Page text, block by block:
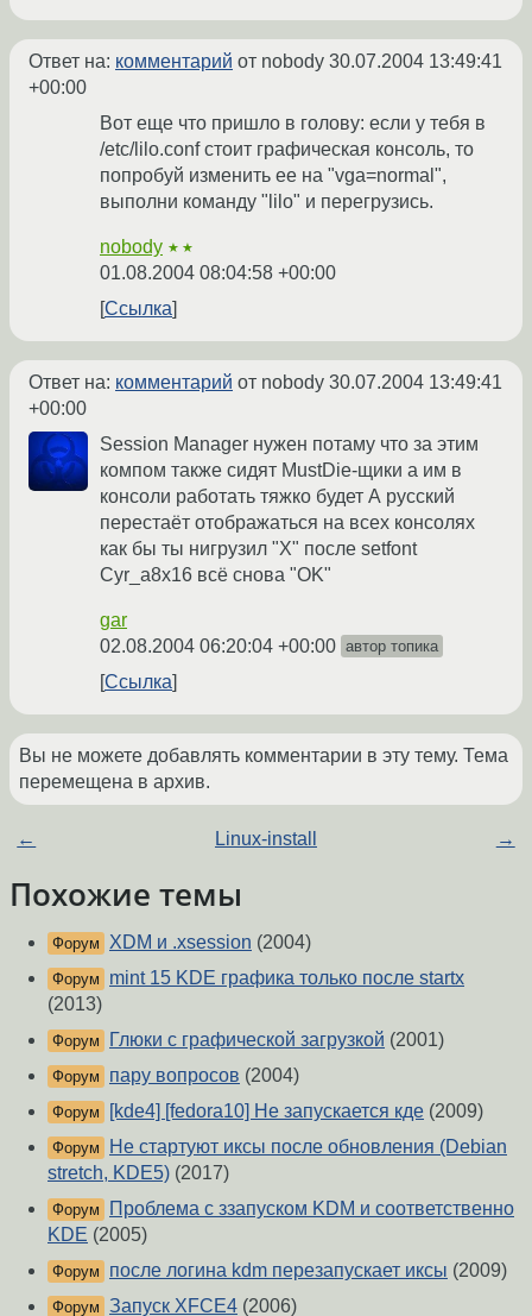
Ответ на: комментарий от nobody 30.07.2004 13:49:41
+00:00
Вот еще что пришло в голову: если у тебя в
/etc/lilo.conf стоит графическая консоль, то
попробуй изменить ее на "vga=normal",
выполни команду "lilo" и перегрузись.
nobody ★★
01.08.2004 08:04:58 +00:00
Ссылка
Ответ на: комментарий от nobody 30.07.2004 13:49:41
+00:00
Session Manager нужен потаму что за этим
компом также сидят MustDie-щики а им в
консоли работать тяжко будет А русский
перестаёт отображаться на всех консолях
как бы ты нигрузил "Х" после setfont
Cyr_a8x16 всё снова "OK"
gar
02.08.2004 06:20:04 +00:00 автор топика
Ссылка
Вы не можете добавлять комментарии в эту тему. Тема
перемещена в архив.
← Linux-install →
Похожие темы
Форум XDM и .xsession (2004)
Форум
mint 15 KDE графика только после startx
(2013)
Форум Глюки с графической загрузкой (2001)
Форум пару вопросов (2004)
Форум [kde4] [fedora10] Не запускается кде (2009)
Форум
Не стартуют иксы после обновления (Debian
stretch, KDE5) (2017)
Форум
Проблема с ззапуском KDM и соответственно
KDE (2005)
Форум после логина kdm перезапускает иксы (2009)
Форум Запуск XFCE4 (2006)